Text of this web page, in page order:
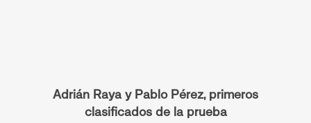
Adrián Raya y Pablo Pérez, primeros
clasificados de la prueba